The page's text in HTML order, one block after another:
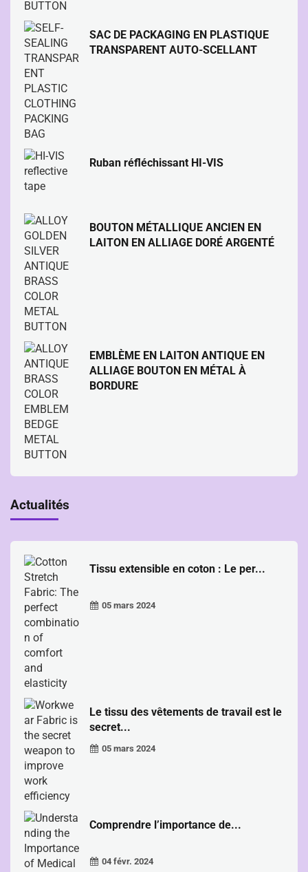
SAC DE PACKAGING EN PLASTIQUE
TRANSPARENT AUTO-SCELLANT
Ruban réfléchissant HI-VIS
BOUTON MÉTALLIQUE ANCIEN EN
LAITON EN ALLIAGE DORÉ ARGENTÉ
EMBLÈME EN LAITON ANTIQUE EN
ALLIAGE BOUTON EN MÉTAL À
BORDURE
Actualités
Tissu extensible en coton : Le per...
05 mars 2024
Le tissu des vêtements de travail est le
secret...
05 mars 2024
Comprendre l’importance de...
04 févr. 2024